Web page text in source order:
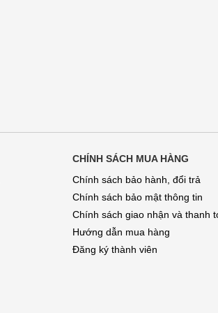
CHÍNH SÁCH MUA HÀNG
Chính sách bảo hành, đổi trả
Chính sách bảo mật thông tin
Chính sách giao nhận và thanh
Hướng dẫn mua hàng
Đăng ký thành viên